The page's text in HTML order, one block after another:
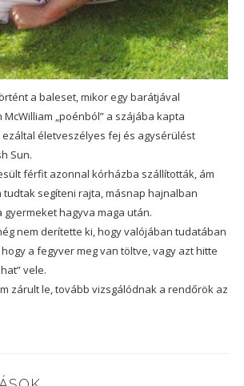
a baleset, mikor egy barátjával
„poénból” a szájába kapta
életveszélyes fej és agysérülést
Sun.
férfit azonnal kórházba szállították, ám
tudtak segíteni rajta, másnap hajnalban
hagyva maga után.
nem derítette ki, hogy valójában tudatában
a fegyver meg van töltve, vagy azt hitte
vele.
zárult le, tovább vizsgálódnak a rendőrök az